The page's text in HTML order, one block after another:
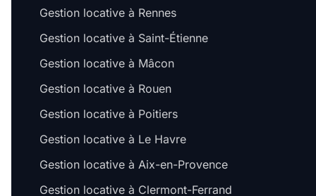
Gestion locative à Rennes
Gestion locative à Saint-Étienne
Gestion locative à Mâcon
Gestion locative à Rouen
Gestion locative à Poitiers
Gestion locative à Le Havre
Gestion locative à Aix-en-Provence
Gestion locative à Clermont-Ferrand